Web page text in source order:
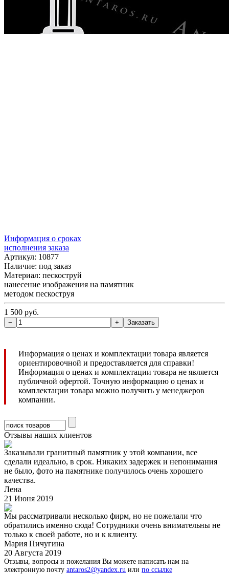
Информация о сроках
исполнения заказа
Артикул: 10877
Наличие: под заказ
Материал: пескоструй
нанесение изображения на памятник
методом пескоструя
1 500 руб.
Информация о ценах и комплектации товара является
ориентировочной и предоставляется для справки!
Информация о ценах и комплектации товара не является
публичной офертой. Точную информацию о ценах и
комплектации товара можно получить у менеджеров
компании.
Отзывы наших клиентов
Заказывали гранитный памятник у этой компании, все
сделали идеально, в срок. Никаких задержек и непонимания
не было, фото на памятнике получилось очень хорошего
качества.
Лена
21 Июня 2019
Мы рассматривали несколько фирм, но не пожелали что
обратились именно сюда! Сотрудники очень внимательны не
только к своей работе, но и к клиенту.
Мария Пичугина
20 Августа 2019
Отзывы, вопросы и пожелания Вы можете написать нам на
электронную почту antaros2@yandex.ru или по ссылке